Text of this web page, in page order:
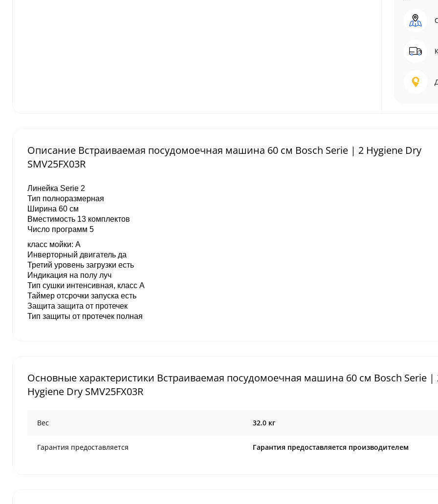
Описание Встраиваемая посудомоечная машина 60 см Bosch Serie | 2 Hygiene Dry
SMV25FX03R
Линейка Serie 2
Тип полноразмерная
Ширина 60 см
Вместимость 13 комплектов
Число программ 5
класс мойки: A
Инверторный двигатель да
Третий уровень загрузки есть
Индикация на полу луч
Тип сушки интенсивная, класс A
Таймер отсрочки запуска есть
Защита защита от протечек
Тип защиты от протечек полная
Основные характеристики Встраиваемая посудомоечная машина 60 см Bosch Serie |
Hygiene Dry SMV25FX03R
Вес 32.0 кг
Гарантия предоставляется Гарантия предоставляется производителем